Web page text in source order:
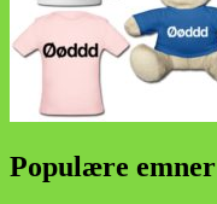
Populære emner